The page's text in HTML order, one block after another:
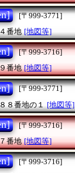
[〒999-3771]
番地 [地図等]
[〒999-3716]
番地 [地図等]
[〒999-3771]
８番地の１ [地図等]
[〒999-3716]
番地 [地図等]
[〒999-3716]